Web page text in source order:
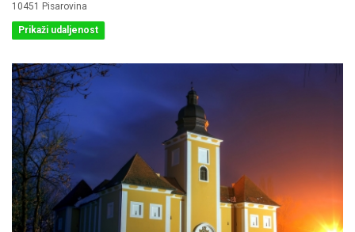
10451 Pisarovina
Prikaži udaljenost